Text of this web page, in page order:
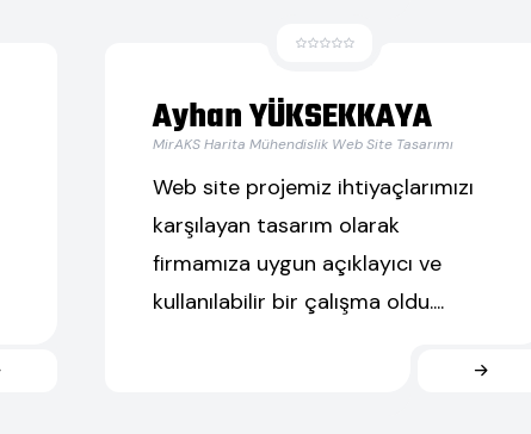
Ayhan YÜKSEKKAYA
MirAKS Harita Mühendislik Web Site Tasarımı
Web site projemiz ihtiyaçlarımızı
karşılayan tasarım olarak
firmamıza uygun açıklayıcı ve
kullanılabilir bir çalışma oldu....